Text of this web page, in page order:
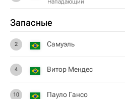
Запасные
2 Самуэль
4 Витор Мендес
10 Пауло Гансо